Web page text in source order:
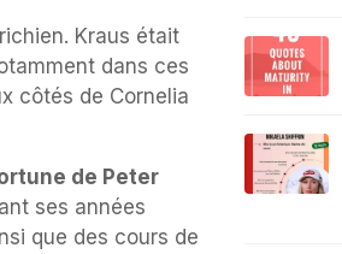
Kraus était
dans ces
côtés de Cornelia
de Peter
ses années
que des cours de